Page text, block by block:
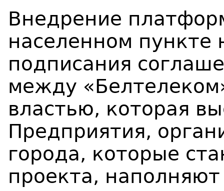
Внедрение
населенном пункте
подписания
между
властью, которая
Предприятия,
города, которые
проекта,